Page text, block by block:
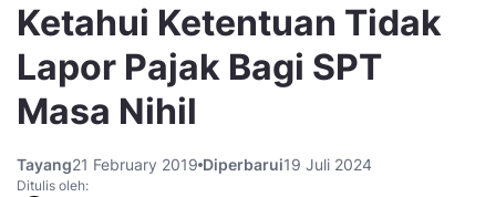
Ketahui Ketentuan Tidak
Lapor Pajak Bagi SPT
Masa Nihil
Tayang21 February 2019 Diperbarui19 Juli 2024
Ditulis oleh: